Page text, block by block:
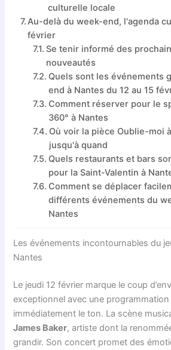
culturelle locale
Au-delà du week-end, l'agenda
février
Se tenir informé des
nouveautés
Quels sont les événements
end à Nantes du 12 au 15
Comment réserver pour le
360° à Nantes
Où voir la pièce Oublie-moi
jusqu'à quand
Quels restaurants et bars
pour la Saint-Valentin à
Comment se déplacer
différents événements du
Nantes
Les événements incontournables du
Nantes
Le jeudi 12 février marque le coup
exceptionnel avec une
immédiatement le ton. La scène
James Baker, artiste dont la
grandir. Son concert promet des